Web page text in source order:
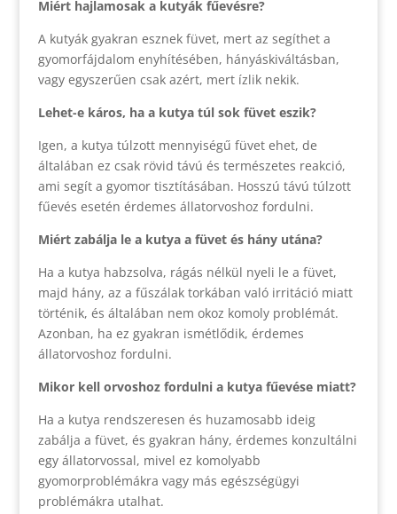
Miért hajlamosak a kutyák fűevésre?
A kutyák gyakran esznek füvet, mert az segíthet a
gyomorfájdalom enyhítésében, hányáskiváltásban,
vagy egyszerűen csak azért, mert ízlik nekik.
Lehet-e káros, ha a kutya túl sok füvet eszik?
Igen, a kutya túlzott mennyiségű füvet ehet, de
általában ez csak rövid távú és természetes reakció,
ami segít a gyomor tisztításában. Hosszú távú túlzott
fűevés esetén érdemes állatorvoshoz fordulni.
Miért zabálja le a kutya a füvet és hány utána?
Ha a kutya habzsolva, rágás nélkül nyeli le a füvet,
majd hány, az a fűszálak torkában való irritáció miatt
történik, és általában nem okoz komoly problémát.
Azonban, ha ez gyakran ismétlődik, érdemes
állatorvoshoz fordulni.
Mikor kell orvoshoz fordulni a kutya fűevése miatt?
Ha a kutya rendszeresen és huzamosabb ideig
zabálja a füvet, és gyakran hány, érdemes konzultálni
egy állatorvossal, mivel ez komolyabb
gyomorproblémákra vagy más egészségügyi
problémákra utalhat.